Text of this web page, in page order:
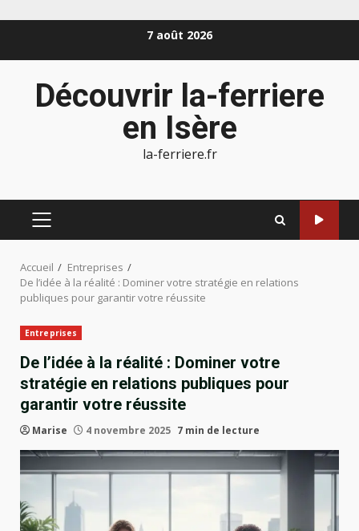
7 août 2026
Découvrir la-ferriere
en Isère
la-ferriere.fr
MENU
Accueil
Entreprises
De l’idée à la réalité : Dominer votre stratégie en relations
publiques pour garantir votre réussite
Entreprises
De l’idée à la réalité : Dominer votre
stratégie en relations publiques pour
garantir votre réussite
Marise 4 novembre 2025 7 min de lecture